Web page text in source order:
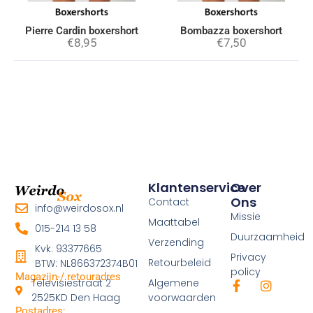
Pierre Cardin boxershort
€8,95
Bombazza boxershort
€7,50
info@weirdosox.nl
015-214 13 58
Kvk: 93377665
BTW: NL866372374B01
Magazijn-/ retouradres
Televisiestraat 2
2525KD Den Haag
Klantenservice
Contact
Maattabel
Verzending
Retourbeleid
Algemene
voorwaarden
Over
Ons
Missie
Duurzaamheid
Privacy
policy
F
a
I